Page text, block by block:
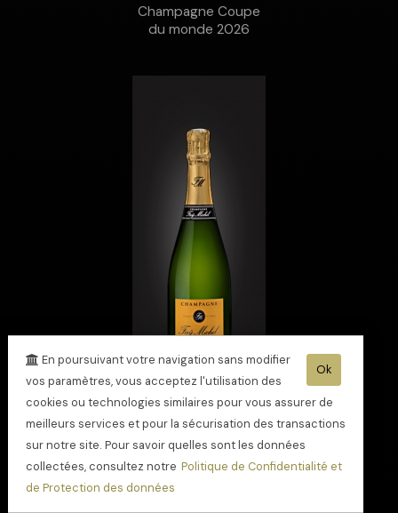
Champagne Coupe
du monde 2026
Champagne Cuvée
gourmandise
Ok
En poursuivant votre navigation sans modifier
vos paramètres, vous acceptez l'utilisation des
cookies ou technologies similaires pour vous assurer de
meilleurs services et pour la sécurisation des transactions
sur notre site. Pour savoir quelles sont les données
collectées, consultez notre Politique de Confidentialité et
de Protection des données